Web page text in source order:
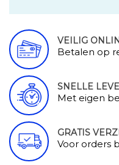
VEILIG
Betalen op
SNELLE
Met eigen
GRATIS
Voor orders